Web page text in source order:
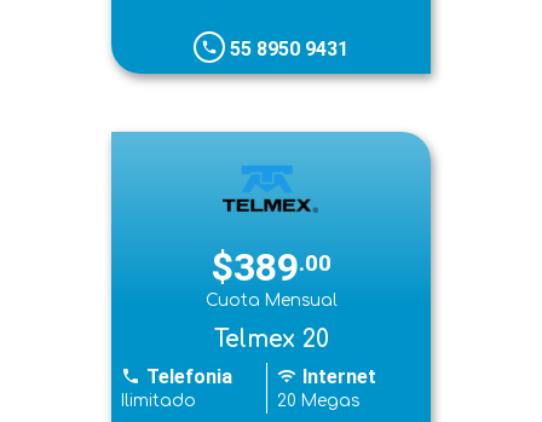
phone 55 8950 9431
$389.00
Cuota Mensual
Telmex 20
phone Telefonia
Ilimitado
wifi Internet
20 Megas